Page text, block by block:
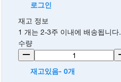
로그인
재고 정보
1 개는 2-3주 이내에 배송됩니다.
수량
재고있음- 0개